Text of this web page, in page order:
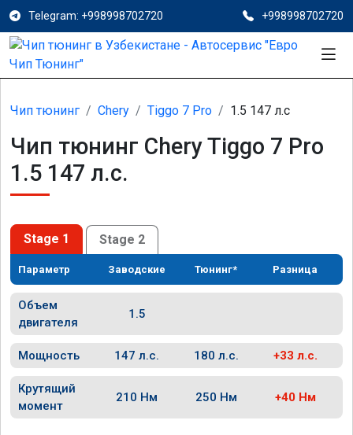
Telegram: +998998702720 +998998702720
Чип тюнинг Chery Tiggo 7 Pro 1.5 147 л.с
Чип тюнинг Chery Tiggo 7 Pro
1.5 147 л.с.
Stage 1 Stage 2
Параметр Заводские Тюнинг* Разница
Объем
двигателя
1.5
Мощность 147 л.с. 180 л.с. +33 л.с.
Крутящий
момент
210 Нм 250 Нм +40 Нм